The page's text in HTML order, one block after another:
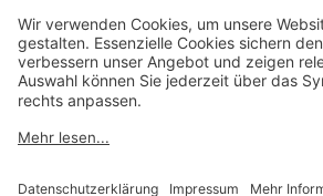
Kontakt
Datenschutz
Newsletter